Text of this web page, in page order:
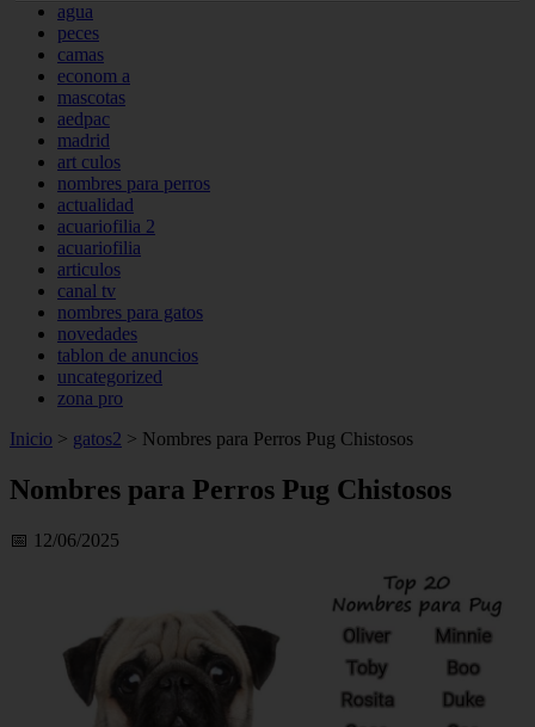
agua
peces
camas
econom a
mascotas
aedpac
madrid
art culos
nombres para perros
actualidad
acuariofilia 2
acuariofilia
articulos
canal tv
nombres para gatos
novedades
tablon de anuncios
uncategorized
zona pro
Inicio > gatos2 > Nombres para Perros Pug Chistosos
Nombres para Perros Pug Chistosos
📅 12/06/2025